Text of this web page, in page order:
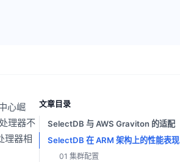
心崛
理器不
理器相
文章目录
SelectDB 与 AWS Graviton 的适配
SelectDB 在 ARM 架构上的性能表现
01 集群配置